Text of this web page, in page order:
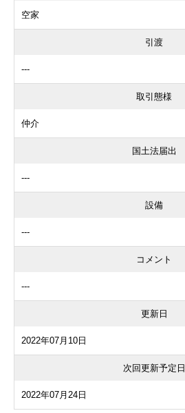
空家
引渡
---
取引態様
仲介
国土法届出
---
設備
---
コメント
---
更新日
2022年07月10日
次回更新予定日
2022年07月24日